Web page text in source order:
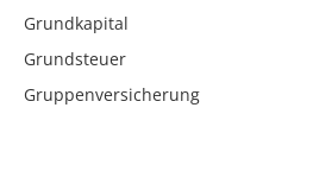
Grundkapital
Grundsteuer
Gruppenversicherung